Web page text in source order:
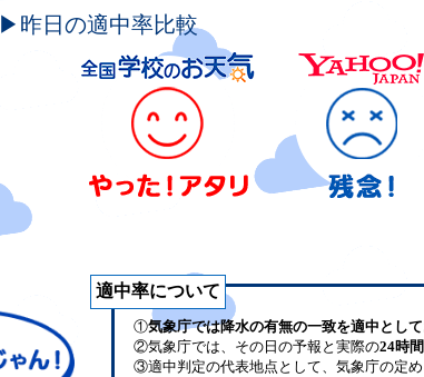
▶昨日の適中率比較
適中率について
①気象庁では降水の有無の一致を適中として
②気象庁では、その日の予報と実際の24時
③適中判定の代表地点として、気象庁の定